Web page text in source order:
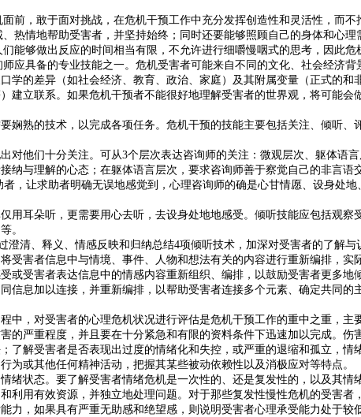
前，敢于面对挑战，在危机干预工作中充分发挥创造性和灵活性，而不
热情地帮助受害者，并坚持始终；同时还要能够照顾自己的身体和心
能够做出反应的时间相当有限，不允许进行细嚼慢咽式的思考，因此
应具备的专业技能之一。危机受害者可能来自不同的文化、社会经济
学的差异（如社会经济、教育、政治、家庭）及其附属变量（正式的
建立联系。如果危机干预者不能很好地理解受害者的世界观，将可能会
娴熟的技术，以完成各项任务。危机干预的技能主要包括关注、倾听
对他们十分关注。可从3个层次表达咨询师的关注：微观层次、躯体
纳与理解的心态；在躯体语言层次，要求咨询师善于察觉自己的非言
，让求助者明确无误地感觉到，心理咨询师的确是心甘情愿、设身处地
用耳朵听，更需要用心去听，去设身处地地感受。倾听技能应包括观
。
澄清、释义、情感反映和归纳总结4项倾听技术，加深对受害者的了
受害者信息中与情境、事件、人物和想法有关的内容进行重新编排，
或受害者表达信息中的情感内容重新组织、编排，以鼓励受害者更多
信息加以连接，并重新编排，以帮助受害者连接多个元素、确定共同的
中，对受害者的心理危机状况进行评估是危机干预工作的重中之重，
的严重程度，并且要在十分紧急和有限的资料条件下迅速加以完成。
了解受害者是否表现出过度的情绪化和失控，或严重的退缩和孤立，
为或其他任何精神活动，把握其某些被动依赖性以及消极应对等特点。
绪状态。要了解受害者情绪危机是一次性的、还是复发性的，以及其
利用有效资源，并独立地处理问题。对于那些复发性慢性危机的受害
力，如果具有严重无助感和绝望感，则说明受害者心理承受能力处于较